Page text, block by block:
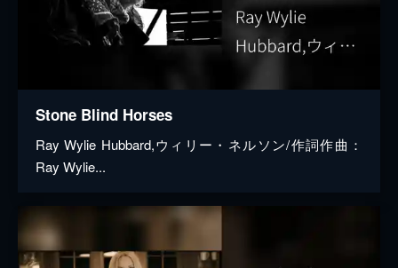
Stone Blind Horses
Ray Wylie Hubbard,ウィリー・ネルソン/作詞作曲：
Ray Wylie...